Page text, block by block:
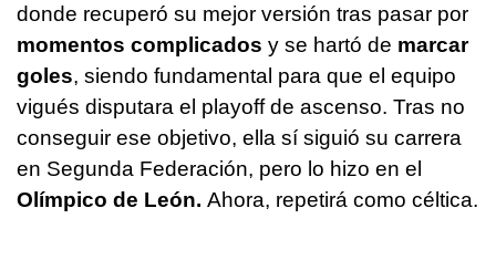
donde recuperó su mejor versión tras pasar por
momentos complicados y se hartó de marcar
goles, siendo fundamental para que el equipo
vigués disputara el playoff de ascenso. Tras no
conseguir ese objetivo, ella sí siguió su carrera
en Segunda Federación, pero lo hizo en el
Olímpico de León. Ahora, repetirá como céltica.